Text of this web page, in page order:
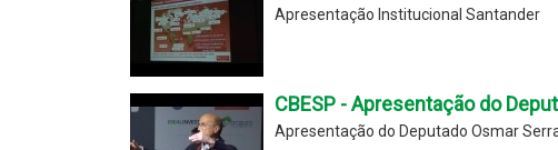
Apresentação Institucional Santander
CBESP - Apresentação do
Apresentação do Deputado Osmar